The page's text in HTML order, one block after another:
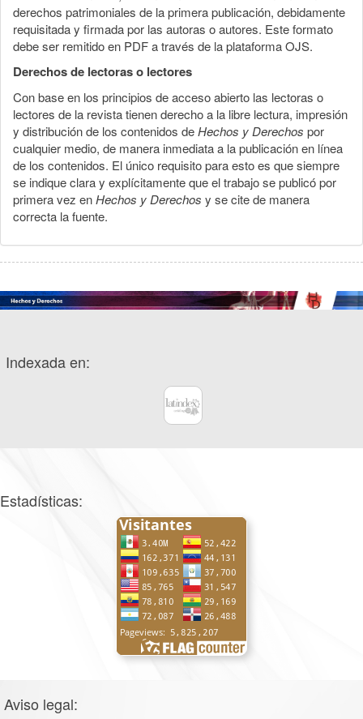
derechos patrimoniales de la primera publicación, debidamente
requisitada y firmada por las autoras o autores. Este formato
debe ser remitido en PDF a través de la plataforma OJS.
Derechos de lectoras o lectores
Con base en los principios de acceso abierto las lectoras o
lectores de la revista tienen derecho a la libre lectura, impresión
y distribución de los contenidos deHechos y Derechos por
cualquier medio, de manera inmediata a la publicación en línea
de los contenidos. El único requisito para esto es que siempre
se indique clara y explícitamente que el trabajo se publicó por
primera vez enHechos y Derechos y se cite de manera
correcta la fuente.
Indexada en:
Estadísticas:
Aviso legal: